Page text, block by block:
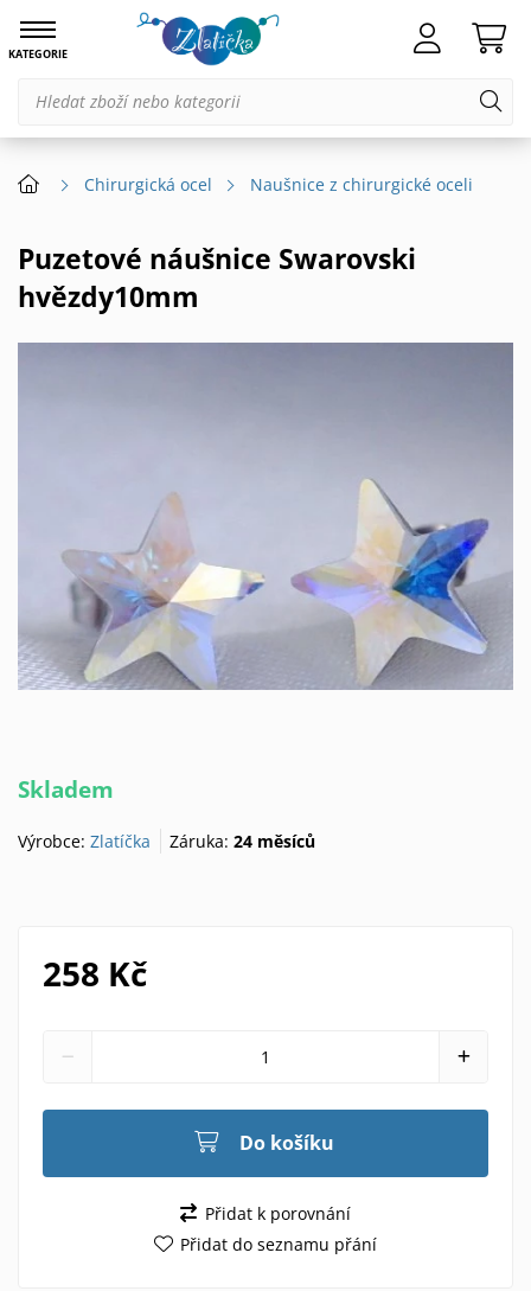
KATEGORIE
Chirurgická ocel Naušnice z chirurgické oceli
Puzetové náušnice Swarovski
hvězdy10mm
Skladem
Výrobce: Zlatíčka Záruka:24 měsíců
258 Kč
Do košíku
Přidat k porovnání
Přidat do seznamu přání